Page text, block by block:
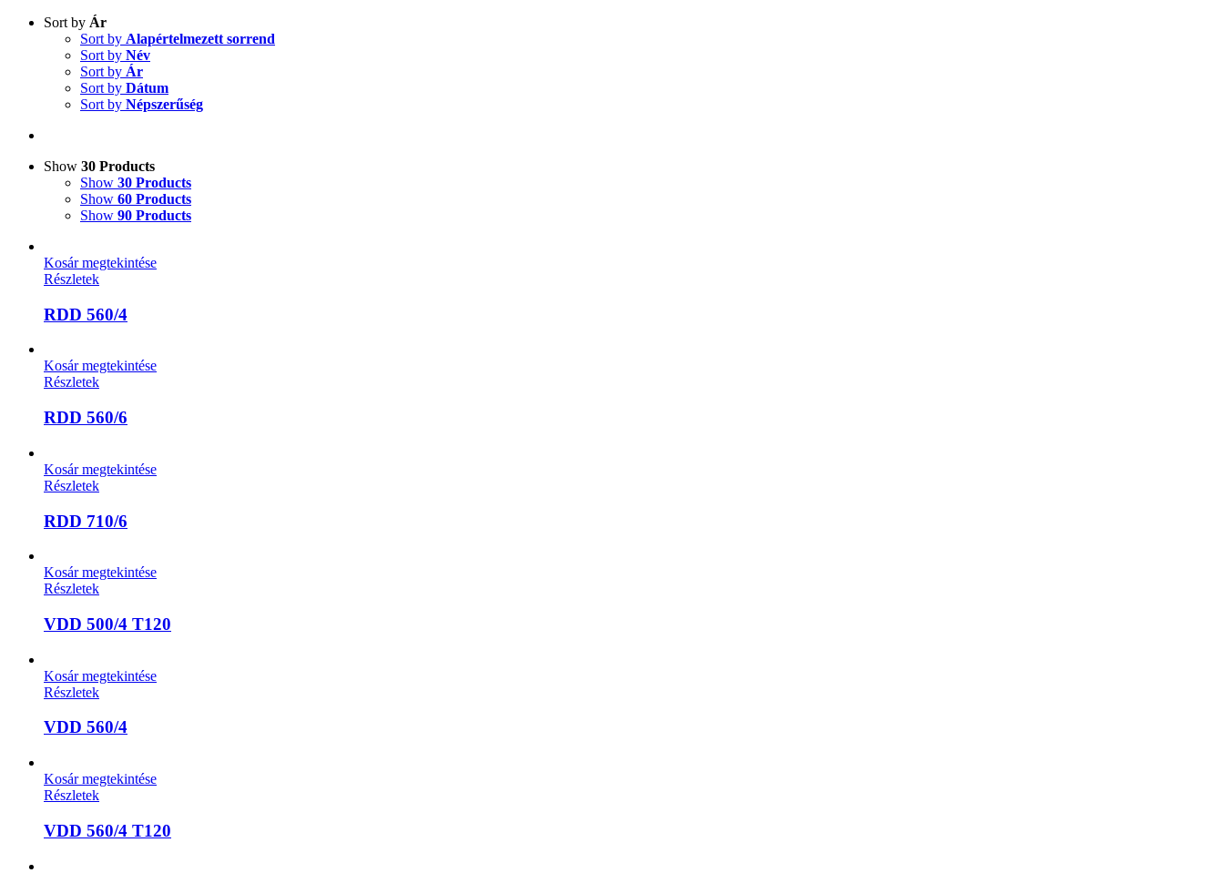
Sort by Ár
Sort by Alapértelmezett sorrend
Sort by Név
Sort by Ár
Sort by Dátum
Sort by Népszerűség
Show 30 Products
Show 30 Products
Show 60 Products
Show 90 Products
Kosár megtekintése
Részletek
RDD 560/4
Kosár megtekintése
Részletek
RDD 560/6
Kosár megtekintése
Részletek
RDD 710/6
Kosár megtekintése
Részletek
VDD 500/4 T120
Kosár megtekintése
Részletek
VDD 560/4
Kosár megtekintése
Részletek
VDD 560/4 T120